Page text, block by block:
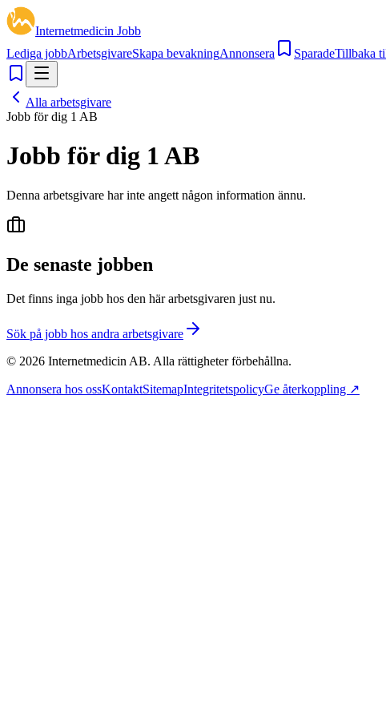
Internetmedicin Jobb
Lediga jobbArbetsgivareSkapa bevakningAnnonsera SparadeTillbaka
Alla arbetsgivare
Jobb för dig 1 AB
Jobb för dig 1 AB
Denna arbetsgivare har inte angett någon information ännu.
De senaste jobben
Det finns inga jobb hos den här arbetsgivaren just nu.
Sök på jobb hos andra arbetsgivare
© 2026 Internetmedicin AB. Alla rättigheter förbehållna.
Annonsera hos ossKontaktSitemapIntegritetspolicyGe återkoppling ↗